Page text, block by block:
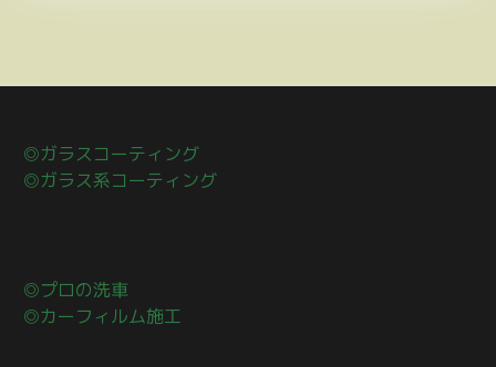
◎ガラスコーティング
◎ガラス系コーティング
◎プロの洗車
◎カーフィルム施工